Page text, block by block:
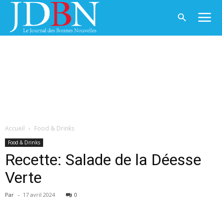
Accueil Food & Drinks
Food & Drinks
Recette: Salade de la Déesse
Verte
Par - 17 avril 2024 0